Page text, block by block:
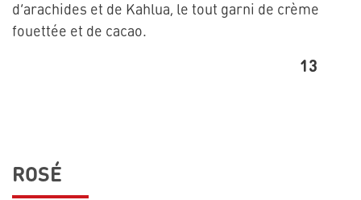
d’arachides et de Kahlua, le tout garni de crème
fouettée et de cacao.
13
ROSÉ